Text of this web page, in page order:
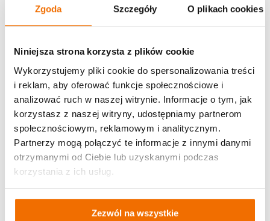
Zgoda Szczegóły O plikach cookies
Niniejsza strona korzysta z plików cookie
Wykorzystujemy pliki cookie do spersonalizowania treści
i reklam, aby oferować funkcje społecznościowe i
analizować ruch w naszej witrynie. Informacje o tym, jak
korzystasz z naszej witryny, udostępniamy partnerom
społecznościowym, reklamowym i analitycznym.
Partnerzy mogą połączyć te informacje z innymi danymi
otrzymanymi od Ciebie lub uzyskanymi podczas
korzystania z ich usług.
Zezwól na wszystkie